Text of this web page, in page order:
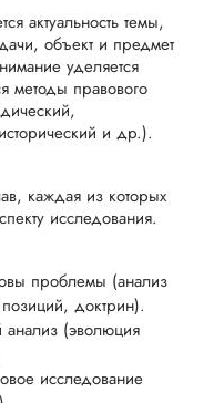
Читать полный
Вид работы:
Докторская
Дата:2024-03-12
Заказывала
докторскую
менеджменту,
актуальность темы,
объект и предмет
уделяется
методы правового
и др.).
каждая из которых
исследования.
проблемы (анализ
доктрин).
анализ (эволюция
исследование